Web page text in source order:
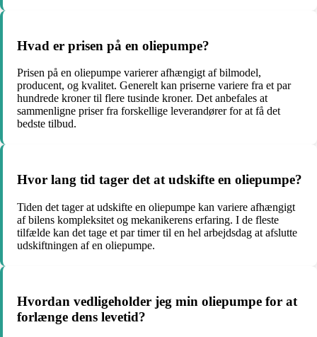
Hvad er prisen på en oliepumpe?
Prisen på en oliepumpe varierer afhængigt af bilmodel,
producent, og kvalitet. Generelt kan priserne variere fra et par
hundrede kroner til flere tusinde kroner. Det anbefales at
sammenligne priser fra forskellige leverandører for at få det
bedste tilbud.
Hvor lang tid tager det at udskifte en oliepumpe?
Tiden det tager at udskifte en oliepumpe kan variere afhængigt
af bilens kompleksitet og mekanikerens erfaring. I de fleste
tilfælde kan det tage et par timer til en hel arbejdsdag at afslutte
udskiftningen af en oliepumpe.
Hvordan vedligeholder jeg min oliepumpe for at
forlænge dens levetid?